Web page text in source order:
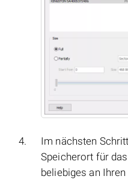
Im nächsten
Speicherort für
beliebiges an